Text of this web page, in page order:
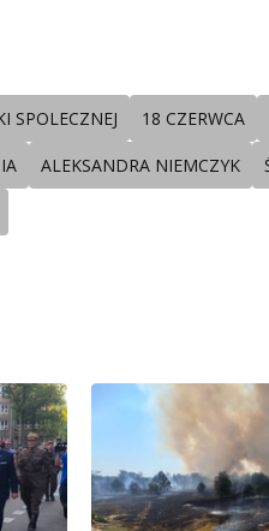
SPOLECZNEJ 18 CZERWCA
ALEKSANDRA NIEMCZYK